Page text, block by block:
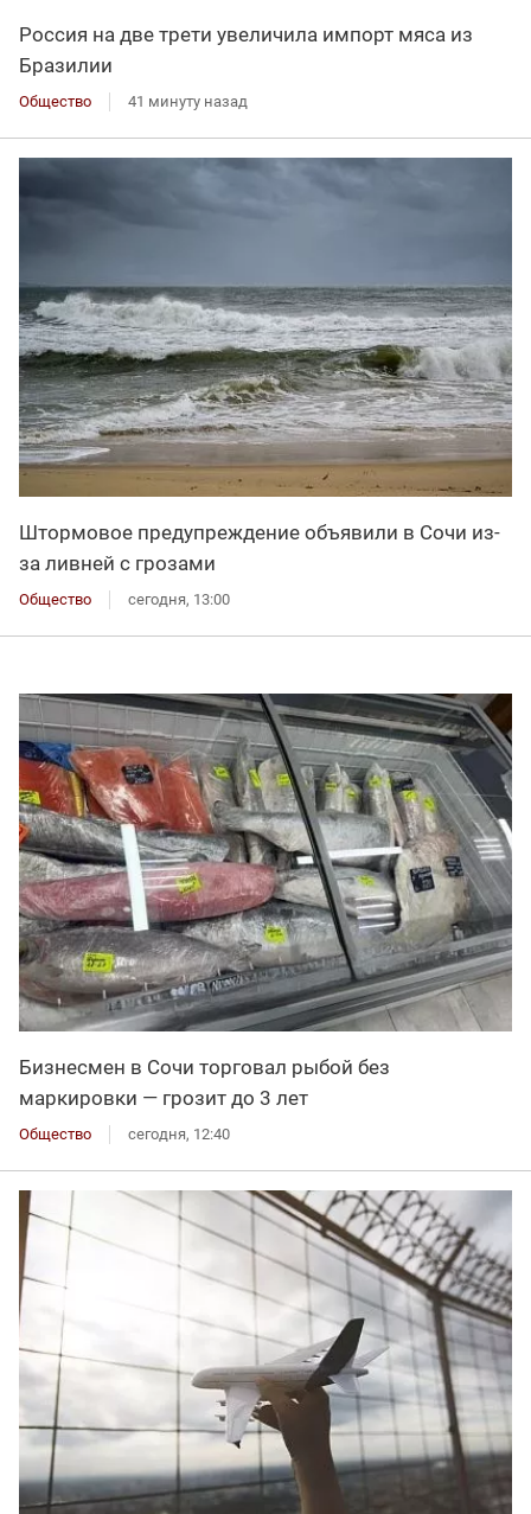
Россия на две трети увеличила импорт мяса из
Бразилии
Общество 41 минуту назад
Штормовое предупреждение объявили в Сочи из-
за ливней с грозами
Общество сегодня, 13:00
Бизнесмен в Сочи торговал рыбой без
маркировки — грозит до 3 лет
Общество сегодня, 12:40